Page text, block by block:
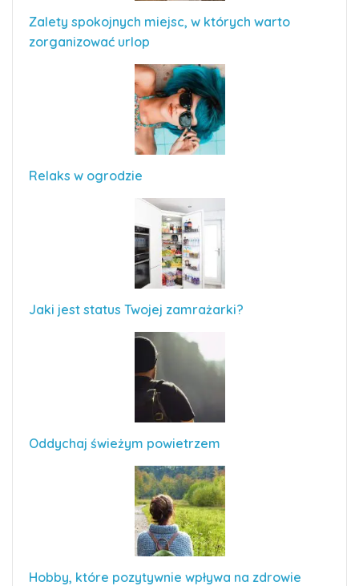
Zalety spokojnych miejsc, w których warto
zorganizować urlop
Relaks w ogrodzie
Jaki jest status Twojej zamrażarki?
Oddychaj świeżym powietrzem
Hobby, które pozytywnie wpływa na zdrowie